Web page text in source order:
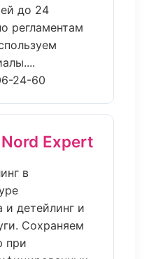
до 24
регламентам
24-60
Expert
в
и детейлинг и
Сохраняем
при